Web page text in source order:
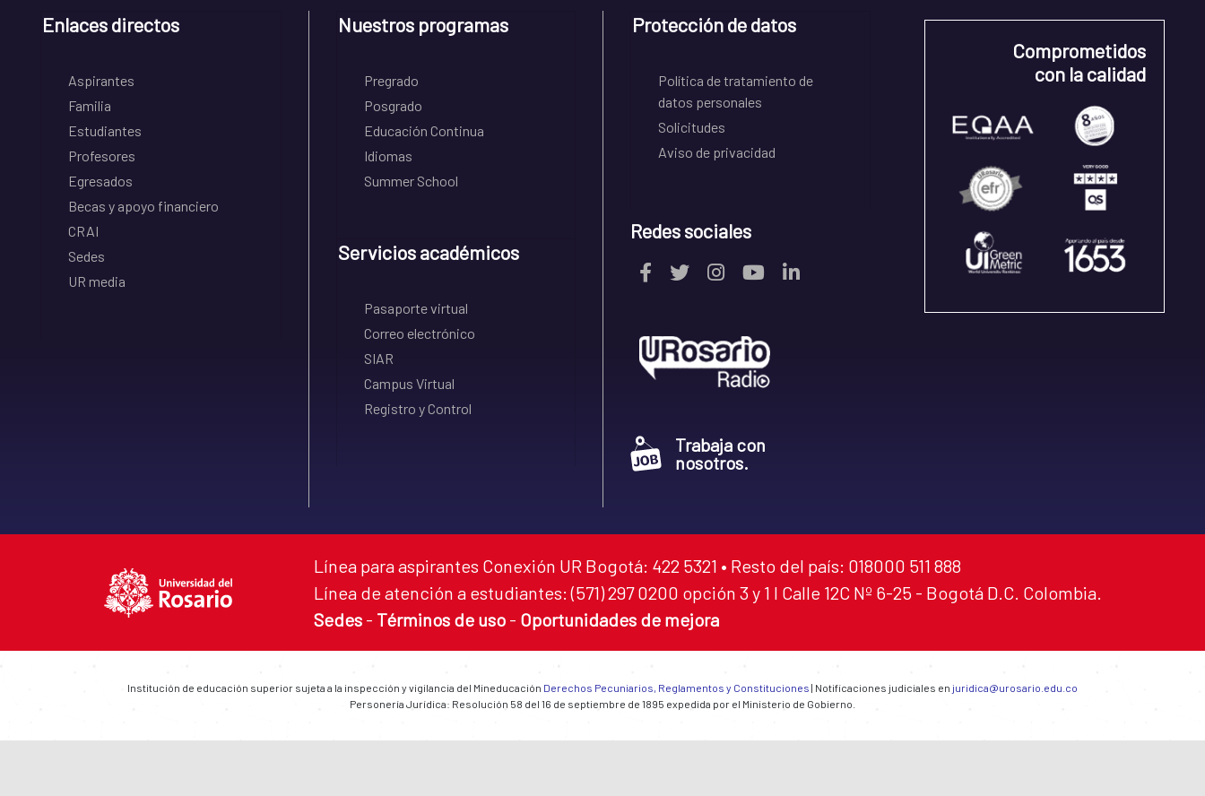
Enlaces directos
Aspirantes
Familia
Estudiantes
Profesores
Egresados
Becas y apoyo financiero
CRAI
Sedes
UR media
Nuestros programas
Pregrado
Posgrado
Educación Continua
Idiomas
Summer School
Servicios académicos
Pasaporte virtual
Correo electrónico
SIAR
Campus Virtual
Registro y Control
Protección de datos
Política de tratamiento de
datos personales
Solicitudes
Aviso de privacidad
Redes sociales
Trabaja con
nosotros.
Comprometidos
con la calidad
Línea para aspirantes Conexión UR Bogotá: 422 5321 • Resto del país: 018000 511 888
Línea de atención a estudiantes: (571) 297 0200 opción 3 y 1 I Calle 12C Nº 6-25 - Bogotá D.C. Colombia.
Sedes - Términos de uso - Oportunidades de mejora
Institución de educación superior sujeta a la inspección y vigilancia del Mineducación Derechos Pecuniarios, Reglamentos y Constituciones | Notificaciones judiciales en juridica@urosario.edu.co
Personería Jurídica: Resolución 58 del 16 de septiembre de 1895 expedida por el Ministerio de Gobierno.